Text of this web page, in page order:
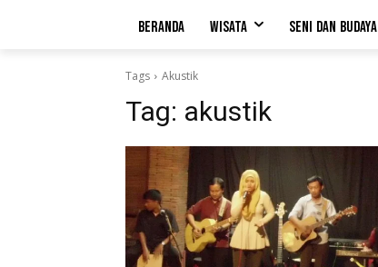
BERANDA WISATA SENI DAN BUDAYA
Tags Akustik
Tag: akustik